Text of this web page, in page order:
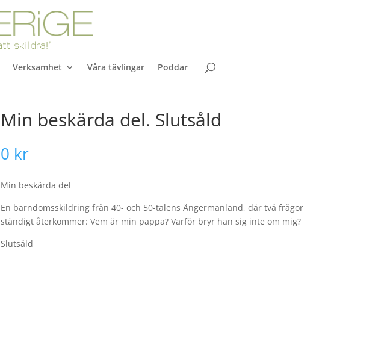
Verksamhet Våra tävlingar Poddar
Min beskärda del. Slutsåld
0 kr
Min beskärda del
En barndomsskildring från 40- och 50-talens Ångermanland, där två frågor
ständigt återkommer: Vem är min pappa? Varför bryr han sig inte om mig?
Slutsåld